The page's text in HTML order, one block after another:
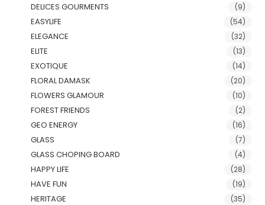
DELICES GOURMENTS (9)
EASYLIFE (54)
ELEGANCE (32)
ELITE (13)
EXOTIQUE (14)
FLORAL DAMASK (20)
FLOWERS GLAMOUR (10)
FOREST FRIENDS (2)
GEO ENERGY (16)
GLASS (7)
GLASS CHOPING BOARD (4)
HAPPY LIFE (28)
HAVE FUN (19)
HERITAGE (35)